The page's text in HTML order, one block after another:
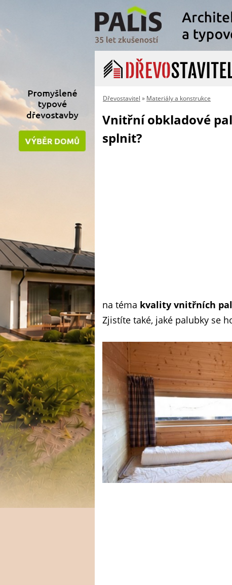
Dřevostavitel » Materiály a konstrukce
Vnitřní obkladové
splnit?
na téma kvality vnitřních
Zjistíte také, jaké palubky se